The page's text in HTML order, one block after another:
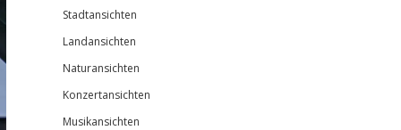
Stadtansichten
Landansichten
Naturansichten
Konzertansichten
Musikansichten